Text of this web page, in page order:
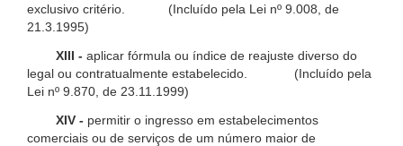
exclusivo critério. (Incluído pela Lei nº 9.008, de
21.3.1995)
XIII - aplicar fórmula ou índice de reajuste diverso do
legal ou contratualmente estabelecido. (Incluído pela
Lei nº 9.870, de 23.11.1999)
XIV - permitir o ingresso em estabelecimentos
comerciais ou de serviços de um número maior de